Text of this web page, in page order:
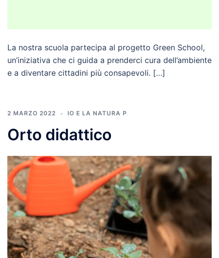
La nostra scuola partecipa al progetto Green School,
un’iniziativa che ci guida a prenderci cura dell’ambiente
e a diventare cittadini più consapevoli. […]
2 MARZO 2022 IO E LA NATURA P
Orto didattico